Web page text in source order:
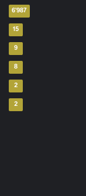
6٬987
15
9
8
2
2